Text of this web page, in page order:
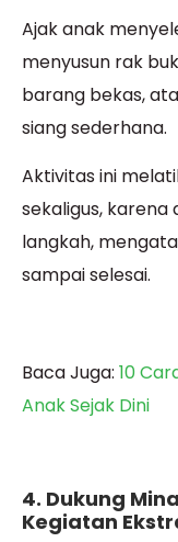
Ajak anak
menyusun rak
barang bekas,
siang sederhana.
Aktivitas ini
sekaligus,
langkah,
sampai selesai.
Baca Juga: 10
Anak Sejak Dini
4. Dukung
Kegiatan